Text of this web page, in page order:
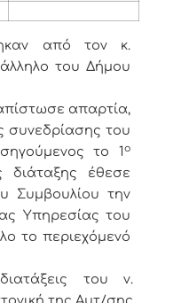
από τον κ.
του Δήμου
απαρτία,
συνεδρίασης του
το 1ο
διάταξης έθεσε
Συμβουλίου την
Υπηρεσίας του
το περιεχόμενό
του ν.